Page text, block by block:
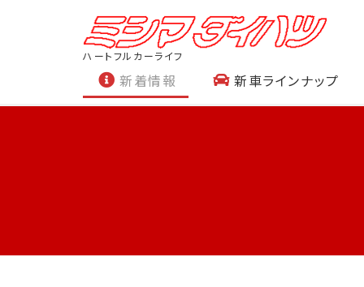
ハートフルカーライフ
新着情報 新車ラインナップ